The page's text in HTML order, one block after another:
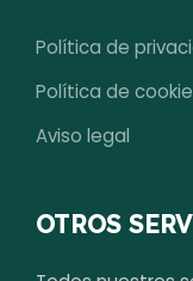
Política de
Política de
Aviso legal
OTROS